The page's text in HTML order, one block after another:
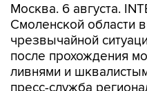
Москва. 6 августа.
Смоленской области
чрезвычайной
после прохождения
ливнями и
пресс-служба